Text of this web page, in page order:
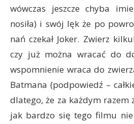
wówczas jeszcze chyba
nosiła) i swój lęk że po
nań czekał Joker. Zwierz
czy już można wracać do
wspomnienie wraca do
Batmana (podpowiedź –
dlatego, że za każdym razem
jak bardzo się tego filmu